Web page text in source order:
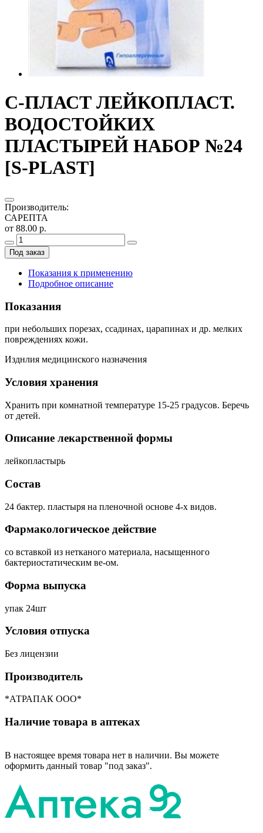
С-ПЛАСТ ЛЕЙКОПЛАСТ.
ВОДОСТОЙКИХ
ПЛАСТЫРЕЙ НАБОР №24
[S-PLAST]
Производитель:
САРЕПТА
от 88.00 р.
Под заказ
Показания к применению
Подробное описание
Показания
при небольших порезах, ссадинах, царапинах и др. мелких
повреждениях кожи.
Изднлия медицинского назначения
Условия хранения
Хранить при комнатной температуре 15-25 градусов. Беречь
от детей.
Описание лекарственной формы
лейкопластырь
Состав
24 бактер. пластыря на пленочной основе 4-х видов.
Фармакологическое действие
со вставкой из нетканого материала, насыщенного
бактериостатическим ве-ом.
Форма выпуска
упак 24шт
Условия отпуска
Без лицензии
Производитель
*АТРАПАК ООО*
Наличие товара в аптеках
В настоящее время товара нет в наличии. Вы можете
оформить данный товар "под заказ".